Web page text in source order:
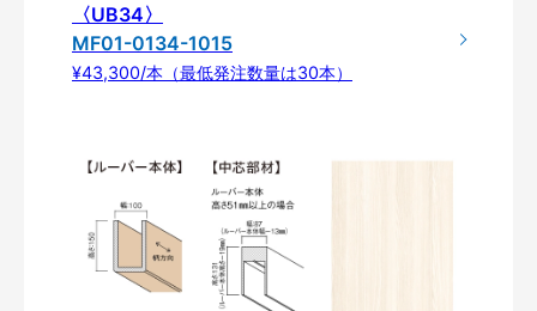
〈UB34〉
MF01-0134-1015
¥43,300/本（最低発注数量は30本）